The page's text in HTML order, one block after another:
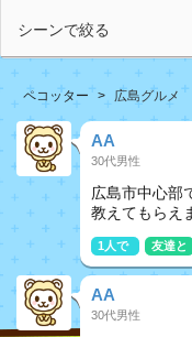
シーンで絞る
ペコッター 広島グルメ
AA
30代男性
広島市中心部
教えてもらえ
1人で 友達と
AA
30代男性